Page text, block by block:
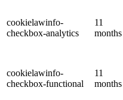
cookielawinfo-
checkbox-analytics
11
months
cookielawinfo-
checkbox-functional
11
months